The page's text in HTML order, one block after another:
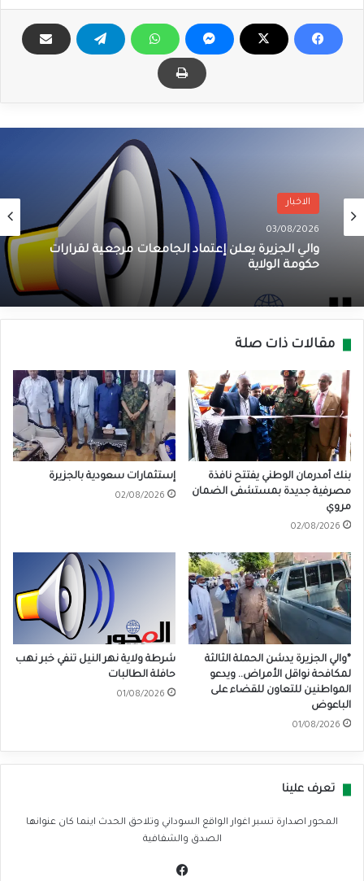
الاخبار
03/08/2026
والي الجزيرة يعلن إعتماد الجامعات مرجعية لقرارات
حكومة الولاية
مقالات ذات صلة
بنك أمدرمان الوطني يفتتح نافذة
مصرفية جديدة بمستشفى الضمان
مروي
02/08/2026
إستثمارات سعودية بالجزيرة
02/08/2026
*والي الجزيرة يدشن الحملة الثالثة
لمكافحة نواقل الأمراض.. ويدعو
المواطنين للتعاون للقضاء على
الباعوض
01/08/2026
شرطة ولاية نهر النيل تنفي خبر نهب
حافلة الطالبات
01/08/2026
تعرف علينا
المحور اصدارة تسبر اغوار الواقع السوداني وتلاحق الحدث اينما كان عنوانها
الصدق والشفافية